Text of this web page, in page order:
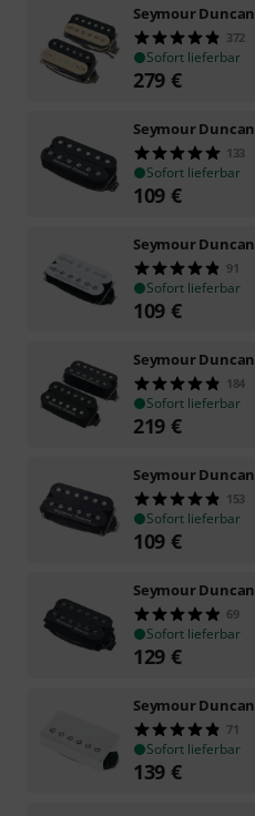
Seymour Duncan
372
Sofort lieferbar
279 €
Seymour Duncan
133
Sofort lieferbar
109 €
Seymour Duncan
91
Sofort lieferbar
109 €
Seymour Duncan
184
Sofort lieferbar
219 €
Seymour Duncan
153
Sofort lieferbar
109 €
Seymour Duncan
69
Sofort lieferbar
129 €
Seymour Duncan
71
Sofort lieferbar
139 €